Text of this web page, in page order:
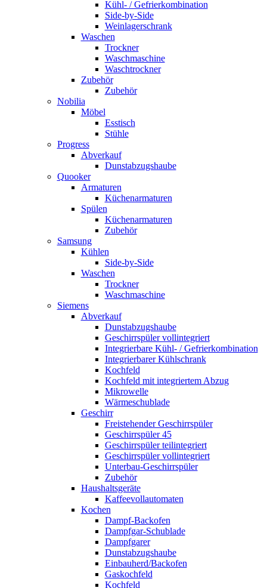
Kühl- / Gefrierkombination
Side-by-Side
Weinlagerschrank
Waschen
Trockner
Waschmaschine
Waschtrockner
Zubehör
Zubehör
Nobilia
Möbel
Esstisch
Stühle
Progress
Abverkauf
Dunstabzugshaube
Quooker
Armaturen
Küchenarmaturen
Spülen
Küchenarmaturen
Zubehör
Samsung
Kühlen
Side-by-Side
Waschen
Trockner
Waschmaschine
Siemens
Abverkauf
Dunstabzugshaube
Geschirrspüler vollintegriert
Integrierbare Kühl- / Gefrierkombination
Integrierbarer Kühlschrank
Kochfeld
Kochfeld mit integriertem Abzug
Mikrowelle
Wärmeschublade
Geschirr
Freistehender Geschirrspüler
Geschirrspüler 45
Geschirrspüler teilintegriert
Geschirrspüler vollintegriert
Unterbau-Geschirrspüler
Zubehör
Haushaltsgeräte
Kaffeevollautomaten
Kochen
Dampf-Backofen
Dampfgar-Schublade
Dampfgarer
Dunstabzugshaube
Einbauherd/Backofen
Gaskochfeld
Kochfeld